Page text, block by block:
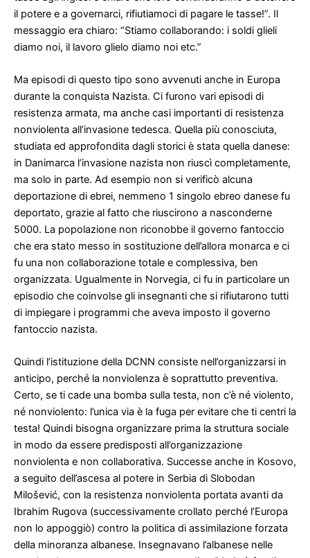
il potere e a governarci, rifiutiamoci di pagare le tasse!”. Il
messaggio era chiaro: “Stiamo collaborando: i soldi glieli
diamo noi, il lavoro glielo diamo noi etc.”
Ma episodi di questo tipo sono avvenuti anche in Europa
durante la conquista Nazista. Ci furono vari episodi di
resistenza armata, ma anche casi importanti di resistenza
nonviolenta all’invasione tedesca. Quella più conosciuta,
studiata ed approfondita dagli storici è stata quella danese:
in Danimarca l’invasione nazista non riuscì completamente,
ma solo in parte. Ad esempio non si verificò alcuna
deportazione di ebrei, nemmeno 1 singolo ebreo danese fu
deportato, grazie al fatto che riuscirono a nasconderne
5000. La popolazione non riconobbe il governo fantoccio
che era stato messo in sostituzione dell’allora monarca e ci
fu una non collaborazione totale e complessiva, ben
organizzata. Ugualmente in Norvegia, ci fu in particolare un
episodio che coinvolse gli insegnanti che si rifiutarono tutti
di impiegare i programmi che aveva imposto il governo
fantoccio nazista.
Quindi l’istituzione della DCNN consiste nell’organizzarsi in
anticipo, perché la nonviolenza è soprattutto preventiva.
Certo, se ti cade una bomba sulla testa, non c’è né violento,
né nonviolento: l’unica via è la fuga per evitare che ti centri la
testa! Quindi bisogna organizzare prima la struttura sociale
in modo da essere predisposti all’organizzazione
nonviolenta e non collaborativa. Successe anche in Kosovo,
a seguito dell’ascesa al potere in Serbia di Slobodan
Milošević, con la resistenza nonviolenta portata avanti da
Ibrahim Rugova (successivamente crollato perché l’Europa
non lo appoggiò) contro la politica di assimilazione forzata
della minoranza albanese. Insegnavano l’albanese nelle